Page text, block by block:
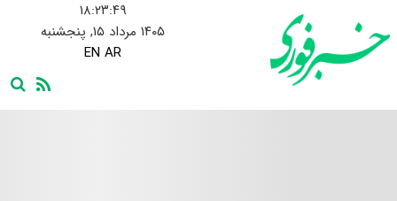
۱۸:۲۳:۵۰
۱۴۰۵ مرداد ۱۵, پنجشنبه
EN AR